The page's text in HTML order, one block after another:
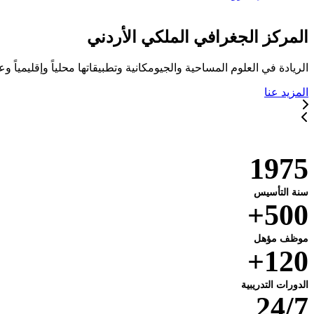
المركز الجغرافي الملكي الأردني
الريادة في العلوم المساحية والجيومكانية وتطبيقاتها محلياً وإقليمياً
المزيد عنا
1975
سنة التأسيس
500+
موظف مؤهل
120+
الدورات التدريبية